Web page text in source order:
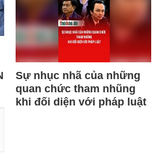
Sự nhục nhã của những
quan chức tham nhũng
khi đối diện với pháp luật